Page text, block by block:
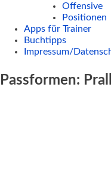
Offensive
Positionen
Apps für Trainer
Buchtipps
Impressum/
Passformen: